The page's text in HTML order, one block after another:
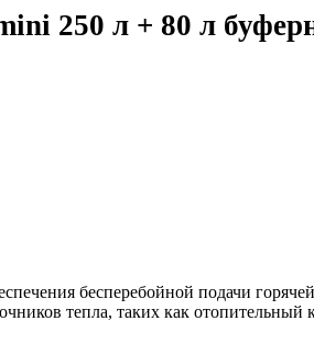
560 ₽.
250 л + 80 л
бесперебойной подачи
тепла, таких как отопительный